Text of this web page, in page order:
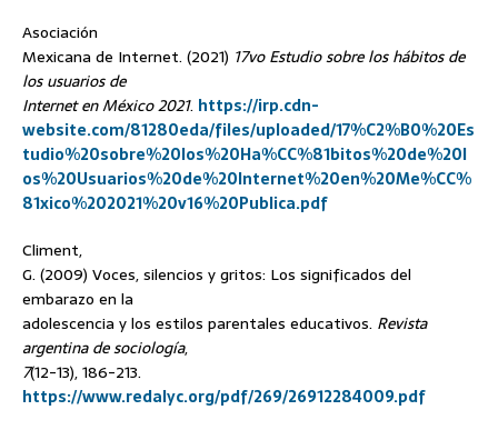
Asociación
Mexicana de Internet. (2021) 17vo Estudio sobre los hábitos de
los usuarios de
Internet en México 2021. https://irp.cdn-
website.com/81280eda/files/uploaded/17%C2%B0%20Es
tudio%20sobre%20los%20Ha%CC%81bitos%20de%20l
os%20Usuarios%20de%20Internet%20en%20Me%CC%
81xico%202021%20v16%20Publica.pdf
Climent,
G. (2009) Voces, silencios y gritos: Los significados del
embarazo en la
adolescencia y los estilos parentales educativos. Revista
argentina de sociología,
7(12-13), 186-213.
https://www.redalyc.org/pdf/269/26912284009.pdf